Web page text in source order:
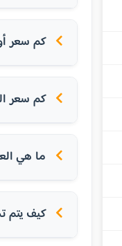
كم سعر
كم سعر
ما هي
كيف يتم